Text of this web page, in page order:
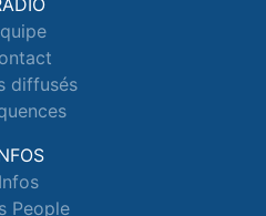
diffusés
Infos
People